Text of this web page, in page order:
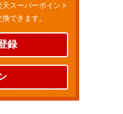
スーパーポイント
換できます。
録